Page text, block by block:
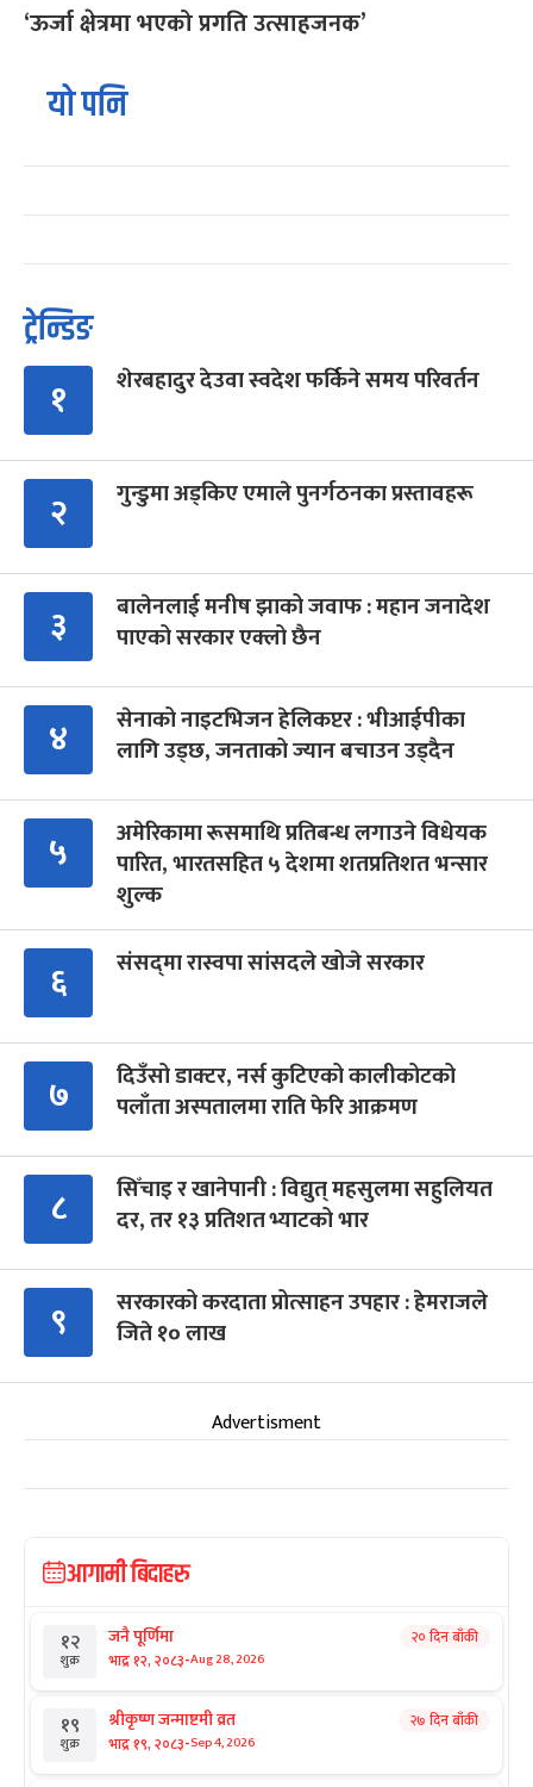
‘ऊर्जा क्षेत्रमा भएको प्रगति उत्साहजनक’
यो पनि
ट्रेन्डिङ
१ शेरबहादुर देउवा स्वदेश फर्किने समय परिवर्तन
२ गुन्डुमा अड्किए एमाले पुनर्गठनका प्रस्तावहरू
३
बालेनलाई मनीष झाको जवाफ : महान जनादेश
पाएको सरकार एक्लो छैन
४
सेनाको नाइटभिजन हेलिकप्टर : भीआईपीका
लागि उड्छ, जनताको ज्यान बचाउन उड्दैन
५
अमेरिकामा रूसमाथि प्रतिबन्ध लगाउने विधेयक
पारित, भारतसहित ५ देशमा शतप्रतिशत भन्सार
शुल्क
६ संसद्‍मा रास्वपा सांसदले खोजे सरकार
७
दिउँसो डाक्टर, नर्स कुटिएको कालीकोटको
पलाँता अस्पतालमा राति फेरि आक्रमण
८
सिँचाइ र खानेपानी : विद्युत् महसुलमा सहुलियत
दर, तर १३ प्रतिशत भ्याटको भार
९
सरकारको करदाता प्रोत्साहन उपहार : हेमराजले
जिते १० लाख
Advertisment
आगामी बिदाहरु
१२
शुक्र
जनै पूर्णिमा
भाद्र १२, २०८३-Aug 28, 2026
२० दिन बाँकी
१९
शुक्र
श्रीकृष्ण जन्माष्टमी व्रत
भाद्र १९, २०८३-Sep 4, 2026
२७ दिन बाँकी